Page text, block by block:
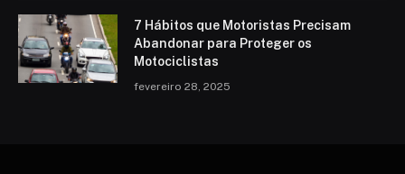
7 Hábitos que Motoristas Precisam
Abandonar para Proteger os
Motociclistas
fevereiro 28, 2025